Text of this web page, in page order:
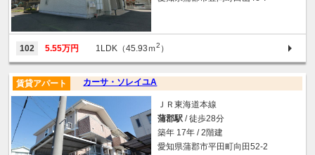
102 5.55万円 1LDK（45.93ｍ2 ）
カーサ・ソレイユA
賃貸アパート
ＪＲ東海道本線
蒲郡駅 / 徒歩28分
築年 17年 / 2階建
愛知県蒲郡市平田町向田52-2